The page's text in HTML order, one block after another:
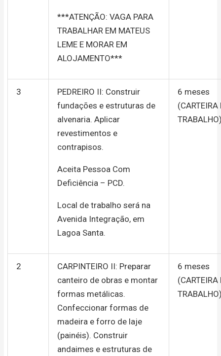
***ATENÇÃO: VAGA PARA
TRABALHAR EM MATEUS
LEME E MORAR EM
ALOJAMENTO***
3
PEDREIRO II: Construir
fundações e estruturas de
alvenaria. Aplicar
revestimentos e
contrapisos.
Aceita Pessoa Com
Deficiência – PCD.
Local de trabalho será na
Avenida Integração, em
Lagoa Santa.
6 meses
(CARTEIRA
2
CARPINTEIRO II: Preparar
canteiro de obras e montar
formas metálicas.
Confeccionar formas de
madeira e forro de laje
(painéis). Construir
andaimes e estruturas de
6 meses
(CARTEIRA